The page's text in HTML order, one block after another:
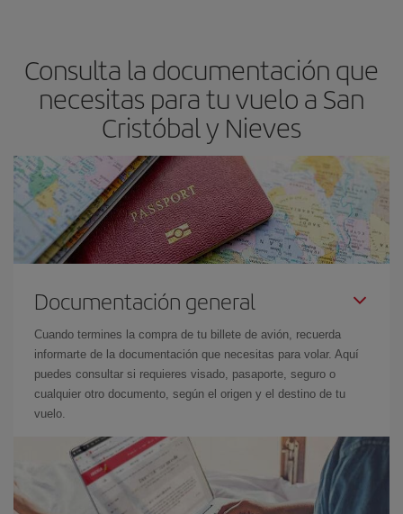
Consulta la documentación que
necesitas para tu vuelo a San
Cristóbal y Nieves
Documentación general
Cuando termines la compra de tu billete de avión, recuerda
informarte de la documentación que necesitas para volar. Aquí
puedes consultar si requieres visado, pasaporte, seguro o
cualquier otro documento, según el origen y el destino de tu
vuelo.